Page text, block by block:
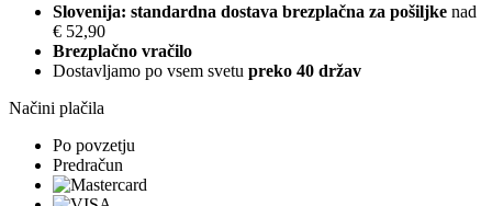
Slovenija: standardna dostava brezplačna za pošiljke nad
€ 52,90
Brezplačno vračilo
Dostavljamo po vsem svetu preko 40 držav
Načini plačila
Po povzetju
Predračun